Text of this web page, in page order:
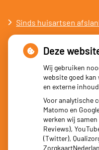
Sinds huisartsen
voorschrijven, neemt
Schurft sinds corona
uitbraken fors
Stoppen met
leefstijlaanpassingen
Kookadvies
besmetting
Terugroepactie
Deze
Wij gebruiken
website goed kan
en externe
Voor analytische
Matomo en
werken wij samen
Reviews),
(Twitter),